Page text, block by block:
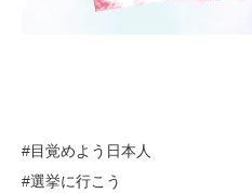
#目覚めよう日本人
#選挙に行こう